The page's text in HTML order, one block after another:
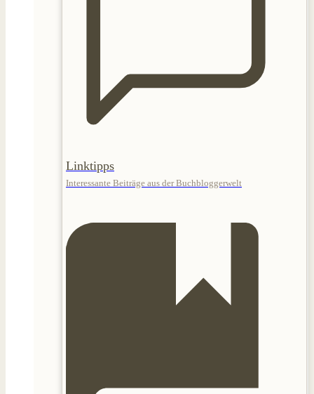
Linktipps
Interessante Beiträge aus der Buchbloggerwelt